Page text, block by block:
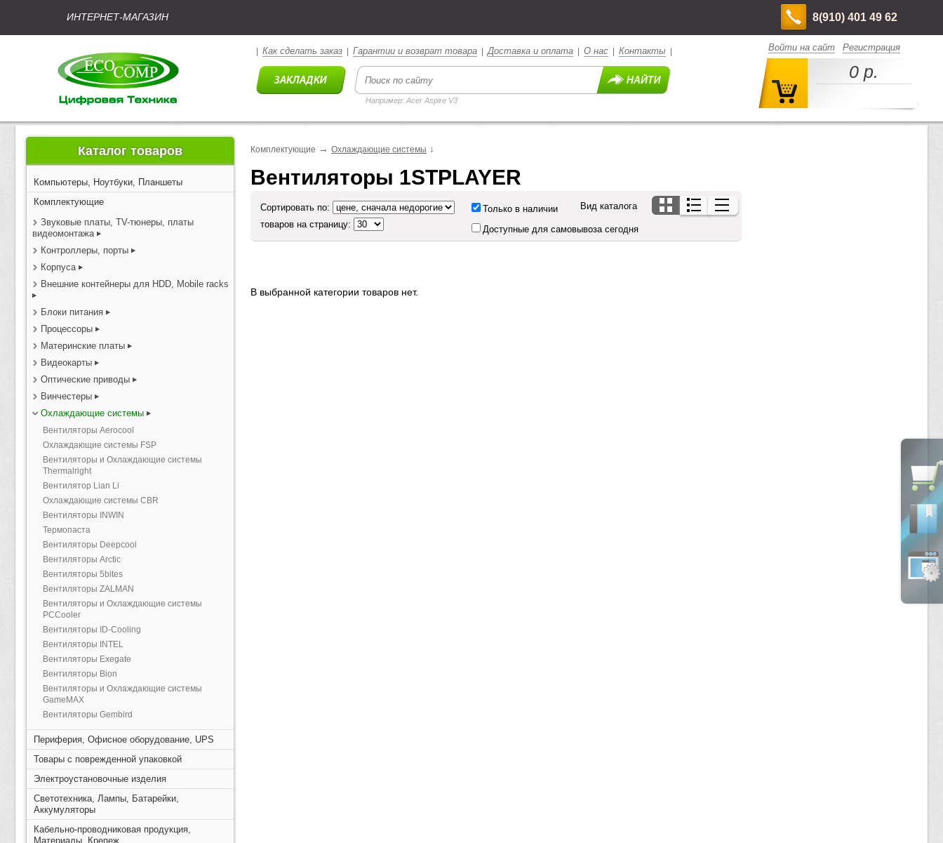
ИНТЕРНЕТ-МАГАЗИН 8(910) 401 49 62
Как сделать заказ Гарантии и возврат товара |Доставка и оплата О нас Контакты
Например: Acer Aspire V3
Войти на сайт Регистрация
0 р.
Каталог товаров
Компьютеры, Ноутбуки, Планшеты
Комплектующие
Звуковые платы, TV-тюнеры, платы
видеомонтажа
Контроллеры, порты
Корпуса
Внешние контейнеры для HDD, Mobile racks
Блоки питания
Процессоры
Материнские платы
Видеокарты
Оптические приводы
Винчестеры
Охлаждающие системы
Вентиляторы Aerocool
Охлаждающие системы FSP
Вентиляторы и Охлаждающие системы
Thermalright
Вентилятор Lian Li
Охлаждающие системы CBR
Вентиляторы INWIN
Термопаста
Вентиляторы Deepcool
Вентиляторы Arctic
Вентиляторы 5bites
Вентиляторы ZALMAN
Вентиляторы и Охлаждающие системы
PCCooler
Вентиляторы ID-Cooling
Вентиляторы INTEL
Вентиляторы Exegate
Вентиляторы Bion
Вентиляторы и Охлаждающие системы
GameMAX
Вентиляторы Gembird
Периферия, Офисное оборудование, UPS
Товары с поврежденной упаковкой
Электроустановочные изделия
Светотехника, Лампы, Батарейки,
Аккумуляторы
Кабельно-проводниковая продукция,
Материалы, Крепеж
Комплектующие → Охлаждающие системы ↓
Вентиляторы 1STPLAYER
Сортировать по:
товаров на страницу:
Только в наличии
Доступные для самовывоза сегодня
Вид каталога
В выбранной категории товаров нет.